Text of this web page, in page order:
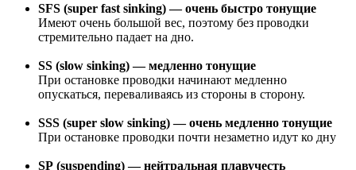
SFS (super fast sinking) — очень быстро тонущие
Имеют очень большой вес, поэтому без проводки
стремительно падает на дно.
SS (slow sinking) — медленно тонущие
При остановке проводки начинают медленно
опускаться, переваливаясь из стороны в сторону.
SSS (super slow sinking) — очень медленно тонущие
При остановке проводки почти незаметно идут ко дну
SP (suspending) — нейтральная плавучесть